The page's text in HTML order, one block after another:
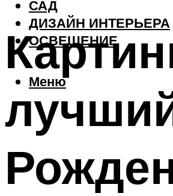
САД
ДИЗАЙН ИНТЕРЬЕРА
ОСВЕЩЕНИЕ
Меню